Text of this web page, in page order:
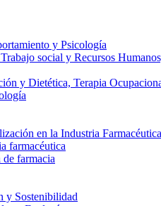
y Psicología
social y Recursos
y Dietética, Terapia
en la Industria Farmacéutica
farmacéutica
farmacia
y Sostenibilidad